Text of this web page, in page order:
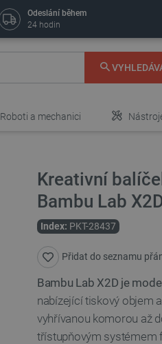
Odeslání během
24 hodin
Roboti a mechanici
Kreativní
Bambu Lab
Index: PKT-28437
Přidat do seznamu
Bambu Lab X2D je
nabízející tiskový objem
vyhřívanou komorou až
třístupňovým systémem